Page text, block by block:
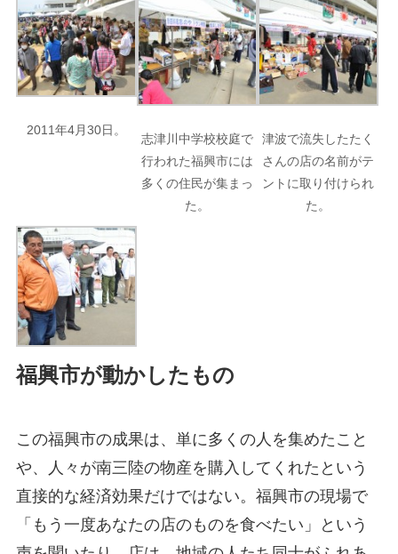
2011年4月30日。
志津川中学校校庭で
行われた福興市には
多くの住民が集まっ
た。
津波で流失したたく
さんの店の名前がテ
ントに取り付けられ
た。
福興市が動かしたもの
この福興市の成果は、単に多くの人を集めたこと
や、人々が南三陸の物産を購入してくれたという
直接的な経済効果だけではない。福興市の現場で
「もう一度あなたの店のものを食べたい」という